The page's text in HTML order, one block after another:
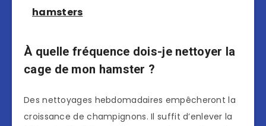
hamsters
À quelle fréquence dois-je nettoyer la
cage de mon hamster ?
Des nettoyages hebdomadaires empêcheront la
croissance de champignons. Il suffit d’enlever la